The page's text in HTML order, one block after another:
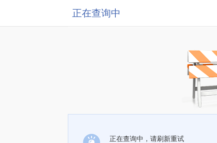
正在查询中
正在查询中，请刷新重试